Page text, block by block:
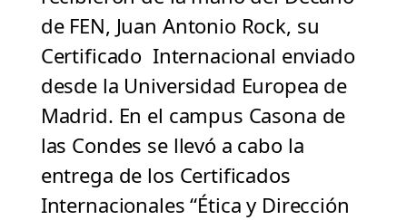
de FEN, Juan Antonio Rock, su
Certificado Internacional enviado
desde la Universidad Europea de
Madrid. En el campus Casona de
las Condes se llevó a cabo la
entrega de los Certificados
Internacionales “Ética y Dirección